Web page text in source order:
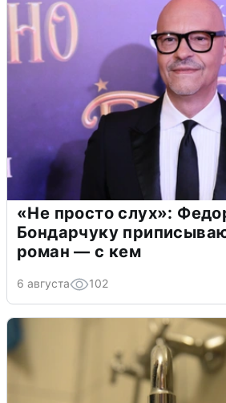
«Не просто слух»:
Бондарчуку
роман — с кем
6 августа 102